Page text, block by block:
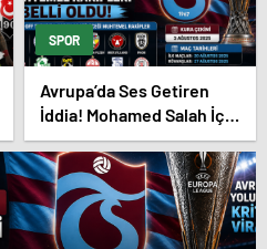
SPOR
Avrupa’da Ses Getiren
İddia! Mohamed Salah İçin
Trabzonspor Sürprizi